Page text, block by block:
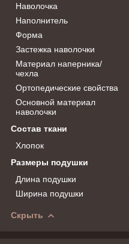
Наволочка
Наполнитель
Форма
Застежка наволочки
Материал наперника/
чехла
Ортопедические свойства
Основной материал
наволочки
Состав ткани
Хлопок
Размеры подушки
Длина подушки
Ширина подушки
Скрыть